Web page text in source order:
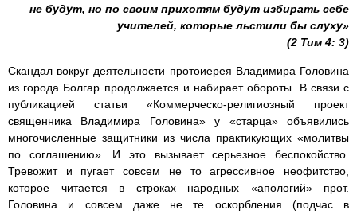
не будут, но по своим прихотям будут избирать себе
учителей, которые льстили бы слуху»
(2 Тим 4: 3)
Скандал вокруг деятельности протоиерея Владимира Головина
из города Болгар продолжается и набирает обороты. В связи с
публикацией статьи «Коммерческо-религиозный проект
священника Владимира Головина» у «старца» объявились
многочисленные защитники из числа практикующих «молитвы
по соглашению». И это вызывает серьезное беспокойство.
Тревожит и пугает совсем не то агрессивное неофитство,
которое читается в строках народных «апологий» прот.
Головина и совсем даже не те оскорбления (подчас в